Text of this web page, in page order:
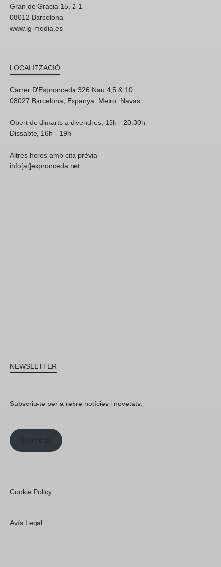
Gran de Gracia 15, 2-1
08012 Barcelona
www.lg-media.es
LOCALITZACIÓ
Carrer D'Espronceda 326 Nau 4,5 & 10
08027 Barcelona, Espanya. Metro: Navas
Obert de dimarts a divendres, 16h - 20.30h
Dissabte, 16h - 19h
Altres hores amb cita prèvia
info[at]espronceda.net
NEWSLETTER
Subscriu-te per a rebre notícies i novetats.
Uneix-te
Cookie Policy
Avís Legal